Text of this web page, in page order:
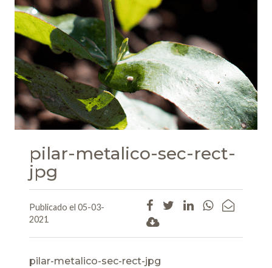
pilar-metalico-sec-rect-
jpg
Publicado el 05-03-
2021
pilar-metalico-sec-rect-jpg